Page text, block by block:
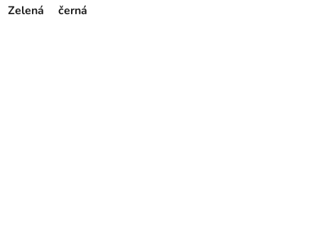
Zelená černá